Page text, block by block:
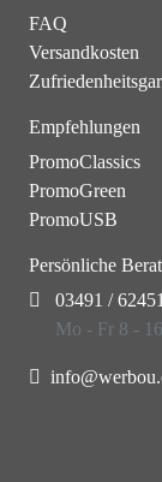
FAQ
Versandkosten
Empfehlungen
PromoClassics
PromoGreen
PromoUSB
Persönliche
03491 /
Mo - Fr 8 -